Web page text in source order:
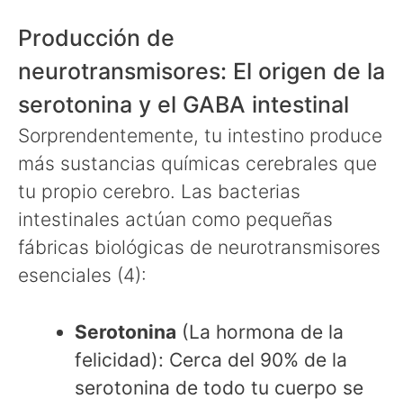
Producción de
neurotransmisores: El origen de la
serotonina y el GABA intestinal
Sorprendentemente, tu intestino produce
más sustancias químicas cerebrales que
tu propio cerebro. Las bacterias
intestinales actúan como pequeñas
fábricas biológicas de neurotransmisores
esenciales (4):
Serotonina (La hormona de la
felicidad): Cerca del 90% de la
serotonina de todo tu cuerpo se